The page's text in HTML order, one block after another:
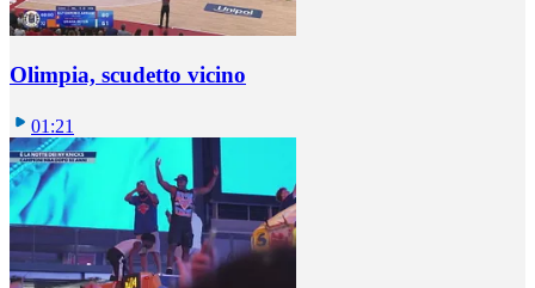
Olimpia, scudetto vicino
01:21